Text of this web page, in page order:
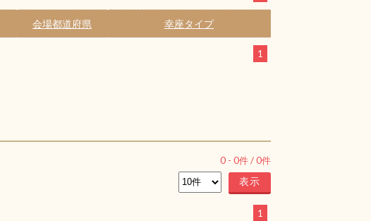
会場都道府県 幸座タイプ
1
0 - 0件 /0件
1